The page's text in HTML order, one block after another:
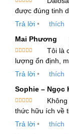
1. Thông Tin
Tên Tiếng
Tên Tiếng
Tên Khoa
Nguồn Gốc
lâu năm có
Mô Tả
lông thơm
Được xếp
hạng55
được đúng tinh
Trả lời •
thích
Mai Phương
Được xếp
hạng55
Tôi là
lượng ổn định,
Trả lời •
thích
Sophie – Ngọc
Được xếp
hạng5 5
thức hữu ích về
Trả lời •
thích